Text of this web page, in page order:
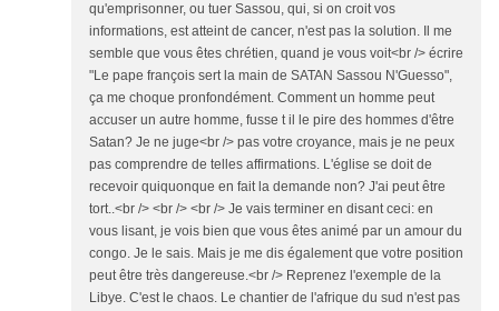
qu'emprisonner, ou tuer Sassou, qui, si on croit vos
informations, est atteint de cancer, n'est pas la solution. Il me
semble que vous êtes chrétien, quand je vous voit<br /> écrire
"Le pape françois sert la main de SATAN Sassou N'Guesso",
ça me choque pronfondément. Comment un homme peut
accuser un autre homme, fusse t il le pire des hommes d'être
Satan? Je ne juge<br /> pas votre croyance, mais je ne peux
pas comprendre de telles affirmations. L'église se doit de
recevoir quiquonque en fait la demande non? J'ai peut être
tort..<br /> <br /> <br /> Je vais terminer en disant ceci: en
vous lisant, je vois bien que vous êtes animé par un amour du
congo. Je le sais. Mais je me dis également que votre position
peut être très dangereuse.<br /> Reprenez l'exemple de la
Libye. C'est le chaos. Le chantier de l'afrique du sud n'est pas